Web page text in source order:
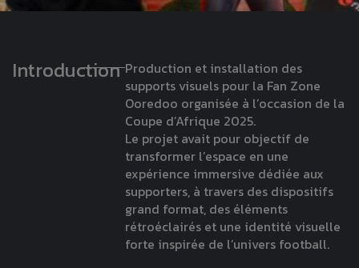
Introduction Production et installation des
supports visuels pour la Fan Zone
Ooredoo organisée à l’occasion de la
Coupe d’Afrique 2025.
Le projet avait pour objectif de
transformer l’espace en une
expérience immersive dédiée aux
supporters, à travers des dispositifs
grand format, des éléments
rétroéclairés et une identité visuelle
forte inspirée de l’univers football.